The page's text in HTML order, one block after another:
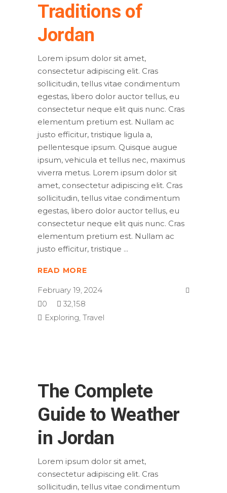
Traditions of
Jordan
Lorem ipsum dolor sit amet,
consectetur adipiscing elit. Cras
sollicitudin, tellus vitae condimentum
egestas, libero dolor auctor tellus, eu
consectetur neque elit quis nunc. Cras
elementum pretium est. Nullam ac
justo efficitur, tristique ligula a,
pellentesque ipsum. Quisque augue
ipsum, vehicula et tellus nec, maximus
viverra metus. Lorem ipsum dolor sit
amet, consectetur adipiscing elit. Cras
sollicitudin, tellus vitae condimentum
egestas, libero dolor auctor tellus, eu
consectetur neque elit quis nunc. Cras
elementum pretium est. Nullam ac
justo efficitur, tristique
READ MORE
February 19, 2024
0
32,158
Exploring Travel
The Complete
Guide to Weather
in Jordan
Lorem ipsum dolor sit amet,
consectetur adipiscing elit. Cras
sollicitudin, tellus vitae condimentum